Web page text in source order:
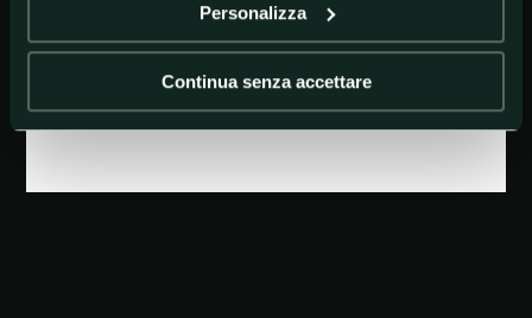
Personalizza
Continua senza accettare
UFFICIALE - Vieira allenatore del Crystal Palace